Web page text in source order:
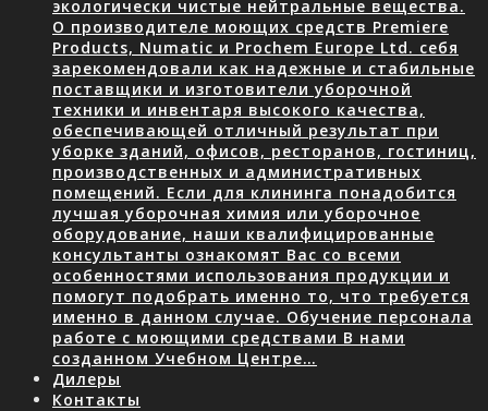
экологически чистые нейтральные вещества.
О производителе моющих средств Premiere
Products, Numatic и Prochem Europe Ltd. себя
зарекомендовали как надежные и стабильные
поставщики и изготовители уборочной
техники и инвентаря высокого качества,
обеспечивающей отличный результат при
уборке зданий, офисов, ресторанов, гостиниц,
производственных и административных
помещений. Если для клининга понадобится
лучшая уборочная химия или уборочное
оборудование, наши квалифицированные
консультанты ознакомят Вас со всеми
особенностями использования продукции и
помогут подобрать именно то, что требуется
именно в данном случае. Обучение персонала
работе с моющими средствами В нами
созданном Учебном Центре…
Дилеры
Контакты